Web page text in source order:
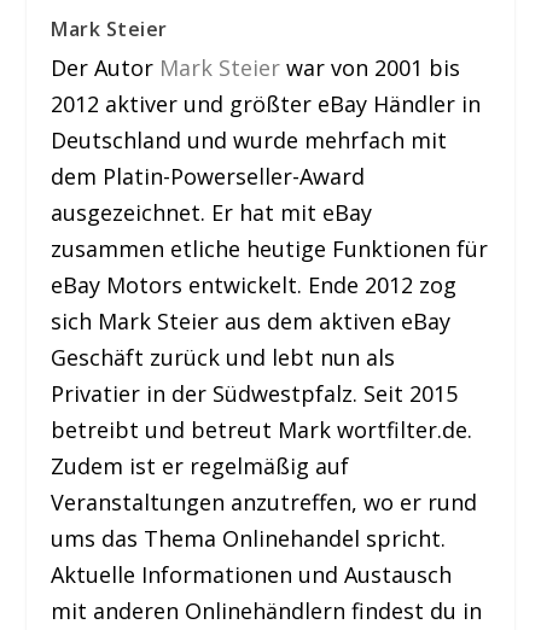
Mark Steier
Der Autor Mark Steier war von 2001 bis
2012 aktiver und größter eBay Händler in
Deutschland und wurde mehrfach mit
dem Platin-Powerseller-Award
ausgezeichnet. Er hat mit eBay
zusammen etliche heutige Funktionen für
eBay Motors entwickelt. Ende 2012 zog
sich Mark Steier aus dem aktiven eBay
Geschäft zurück und lebt nun als
Privatier in der Südwestpfalz. Seit 2015
betreibt und betreut Mark wortfilter.de.
Zudem ist er regelmäßig auf
Veranstaltungen anzutreffen, wo er rund
ums das Thema Onlinehandel spricht.
Aktuelle Informationen und Austausch
mit anderen Onlinehändlern findest du in